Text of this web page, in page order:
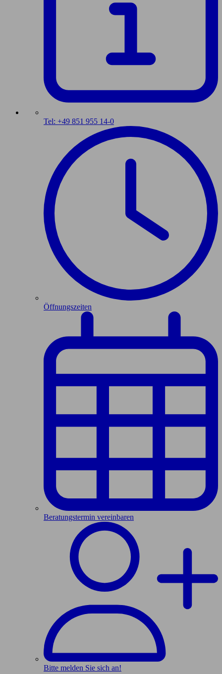
Tel: +49 851 955 14-0
Öffnungszeiten
Beratungstermin vereinbaren
Bitte melden Sie sich an!